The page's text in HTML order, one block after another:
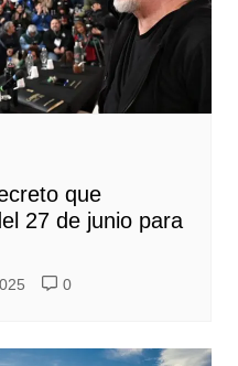
que
27 de junio para
0